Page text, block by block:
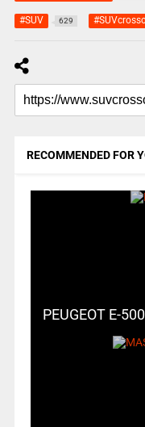
#SUV 629
RECOMMENDED FOR
PEUGEOT E-